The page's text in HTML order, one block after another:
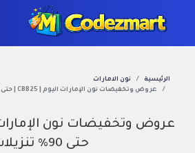
الرئيسية
نون الامارات
عروض وتخفيضات نون الإمارات اليوم | CBB25 | حتى 90% تنزيلات
حتى 90% تنزيلات